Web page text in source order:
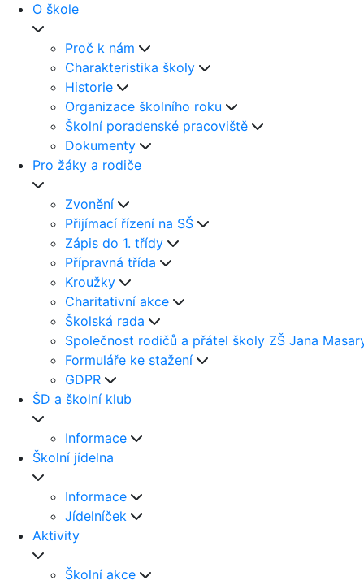
O škole
Proč k nám
Charakteristika školy
Historie
Organizace školního roku
Školní poradenské pracoviště
Dokumenty
Pro žáky a rodiče
Zvonění
Přijímací řízení na SŠ
Zápis do 1. třídy
Přípravná třída
Kroužky
Charitativní akce
Školská rada
Společnost rodičů a přátel školy ZŠ Jana
Formuláře ke stažení
GDPR
ŠD a školní klub
Informace
Školní jídelna
Informace
Jídelníček
Aktivity
Školní akce